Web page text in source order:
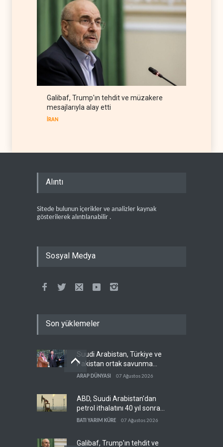
Galibaf, Trump'ın tehdit ve müzakere
mesajlarıyla alay etti
İRAN
Alıntı
Sitede bulunun içerikler ve analizler kaynak
gösterilerek alıntılanabilir .
Sosyal Medya
Son yüklemeler
Suudi Arabistan, Türkiye ve
Pakistan ortak savunma
anlaşması imzaladı
ARAP DÜNYASI 07 Ağustos 2026
ABD, Suudi Arabistan'dan
petrol ithalatını 40 yıl sonra
ilk kez durdurdu
BATI YARIM KÜRE 07 Ağustos 2026
Galibaf, Trump'ın tehdit ve